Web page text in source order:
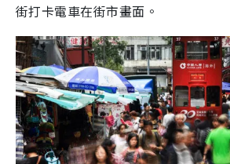
街打卡電車在街市畫面。